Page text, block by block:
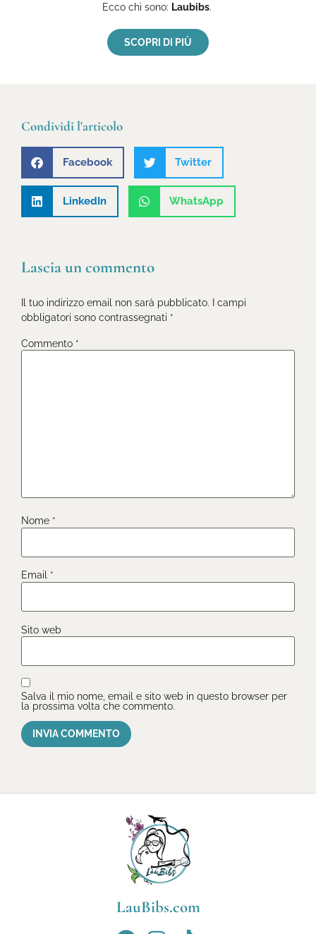
Ecco chi sono: Laubibs.
SCOPRI DI PIÙ
Condividi l'articolo
Facebook Twitter
LinkedIn WhatsApp
Lascia un commento
Il tuo indirizzo email non sarà pubblicato.
I campi
obbligatori sono contrassegnati *
Commento *
Nome *
Email *
Sito web
Salva il mio nome, email e sito web in questo browser per
la prossima volta che commento.
LauBibs.com